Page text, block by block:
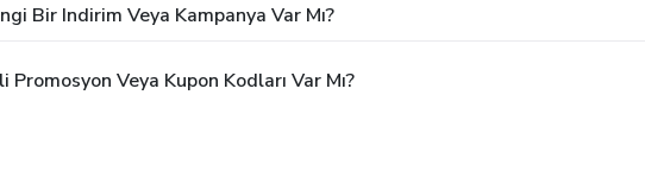
Bir Indirim Veya Kampanya Var Mı?
Veya Kupon Kodları Var Mı?